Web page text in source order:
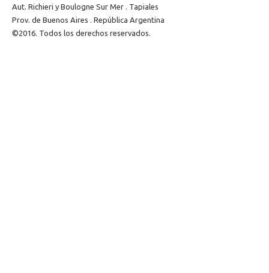
Aut. Richieri y Boulogne Sur Mer . Tapiales
Prov. de Buenos Aires . República Argentina
©2016. Todos los derechos reservados.